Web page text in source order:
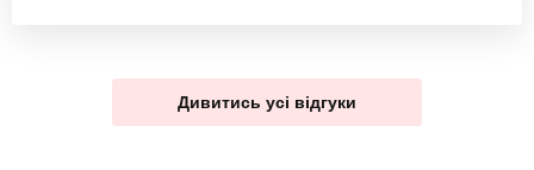
Дивитись усі відгуки